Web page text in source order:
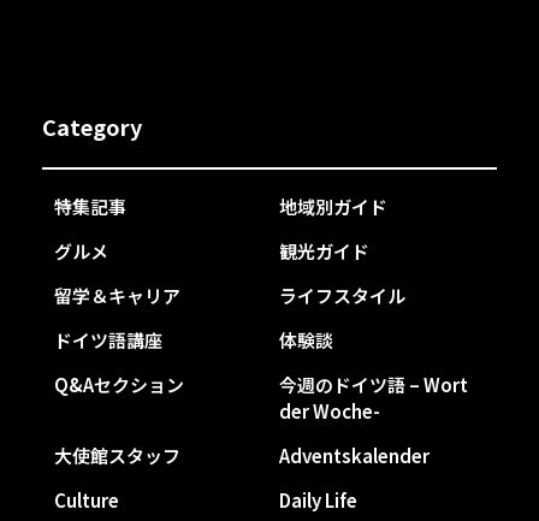
Category
特集記事
地域別ガイド
グルメ
観光ガイド
留学＆キャリア
ライフスタイル
ドイツ語講座
体験談
Q&Aセクション
今週のドイツ語 – Wort
der Woche-
大使館スタッフ
Adventskalender
Culture
Daily Life